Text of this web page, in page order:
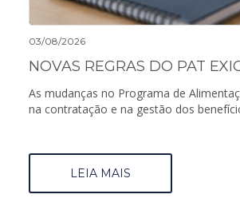
03/08/2026
NOVAS REGRAS DO PAT
As mudanças no Programa de
na contratação e na gestão dos
LEIA MAIS